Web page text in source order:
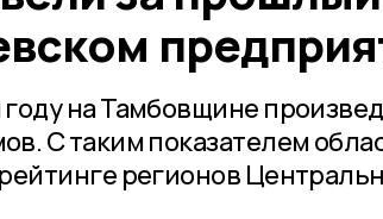
на Тамбовщине
С таким показателем
регионов